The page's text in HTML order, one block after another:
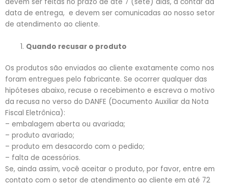
data de entrega, e devem ser comunicadas ao nosso setor
de atendimento ao cliente.
Quando recusar o produto
Os produtos são enviados ao cliente exatamente como nos
foram entregues pelo fabricante. Se ocorrer qualquer das
hipóteses abaixo, recuse o recebimento e escreva o motivo
da recusa no verso do DANFE (Documento Auxiliar da Nota
Fiscal Eletrônica):
– embalagem aberta ou avariada;
– produto avariado;
– produto em desacordo com o pedido;
– falta de acessórios.
Se, ainda assim, você aceitar o produto, por favor, entre em
contato com o setor de atendimento ao cliente em até 72